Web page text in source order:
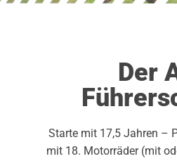
Der
Starte mit 17,5 Jahren –
mit 18. Motorräder (mit